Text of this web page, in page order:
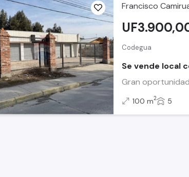
Francisco
Codegua
Se vende local
Gran
100 m2 5